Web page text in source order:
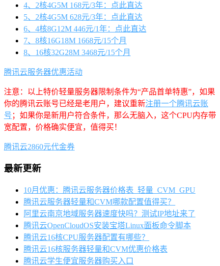
4、2核4G5M 168元/3年：点此直达
5、2核4G5M 628元/3年：点此直达
6、4核8G12M 446元/1年：点此直达
7、8核16G18M 1668元/15个月
8、16核32G28M 3468元/15个月
腾讯云服务器优惠活动
注意：以上特价轻量服务器限制条件为“产品首单特惠”，如果
你的腾讯云账号已经是老用户，建议重新注册一个腾讯云账
号 ；如果你是新用户符合条件，那么无脑入，这个CPU内存带
宽配置，价格确实便宜，值得买！
腾讯云2860元代金券
最新更新
10月优惠：腾讯云服务器价格表_轻量_CVM_GPU
腾讯云服务器轻量和CVM哪款配置值得买？
阿里云南京地域服务器速度快吗？测试IP地址来了
腾讯云OpenCloudOS安装宝塔Linux面板命令脚本
腾讯云16核CPU服务器配置有哪些？
腾讯云16核服务器轻量和CVM优惠价格表
腾讯云学生便宜服务器购买入口